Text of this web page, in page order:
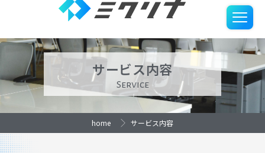
サービス内容・お客様の声
サービス内容
Service
home サービス内容